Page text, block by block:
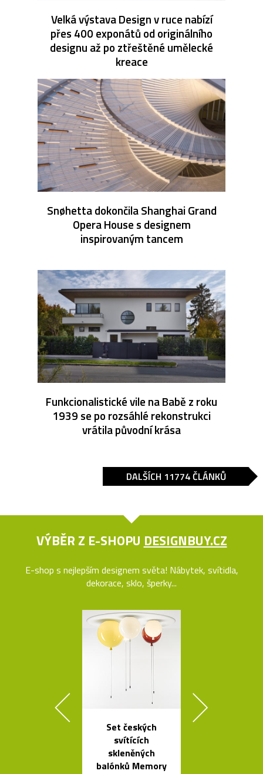
Velká výstava Design v ruce nabízí
přes 400 exponátů od originálního
designu až po ztřeštěné umělecké
kreace
Snøhetta dokončila Shanghai Grand
Opera House s designem
inspirovaným tancem
Funkcionalistické vile na Babě z roku
1939 se po rozsáhlé rekonstrukci
vrátila původní krása
DALŠÍCH 11774 ČLÁNKŮ
VÝBĚR Z E-SHOPU DESIGNBUY.CZ
E-shop s nejlepším designem světa! Nábytek, svítidla,
dekorace, sklo, šperky...
Set českých
svítících
skleněných
balónků Memory